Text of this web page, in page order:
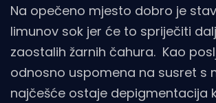
Na opečeno mjesto dobro je
limunov sok jer će to spriječiti
zaostalih žarnih čahura. Kao
odnosno uspomena na susret s
najčešće ostaje depigmentacija